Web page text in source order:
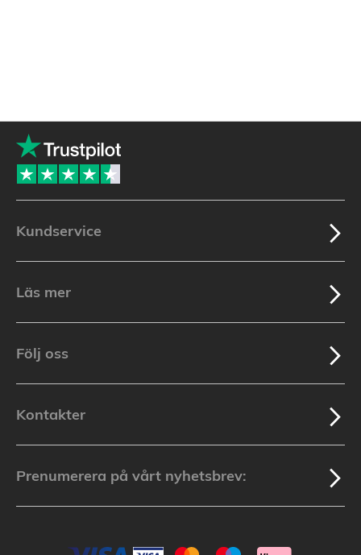
Kundservice
Läs mer
Följ oss
Kontakter
Prenumerera på vårt nyhetsbrev: